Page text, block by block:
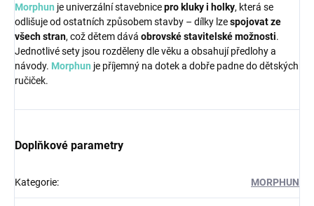
Morphun je univerzální stavebnicepro kluky i holky, která se
odlišuje od ostatních způsobem stavby – dílky lzespojovat ze
všech stran, což dětem dává obrovské stavitelské možnosti.
Jednotlivé sety jsou rozděleny dle věku a obsahují předlohy a
návody. Morphun je příjemný na dotek a dobře padne do dětských
ručiček.
Doplňkové parametry
Kategorie: MORPHUN